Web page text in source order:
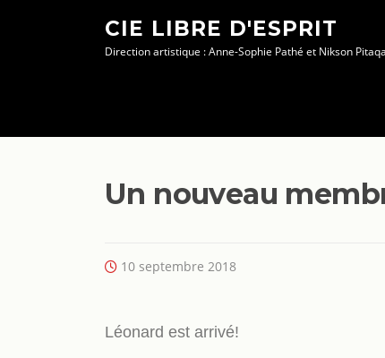
CIE LIBRE D'ESPRIT
Direction artistique : Anne-Sophie Pathé et Nikson
Un nouveau
10 septembre 2018
Léonard est arrivé!